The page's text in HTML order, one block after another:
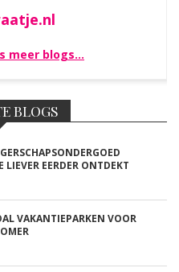
meer blogs…
BLOGS
LIEVER EERDER ONTDEKT
VAKANTIEPARKEN VOOR